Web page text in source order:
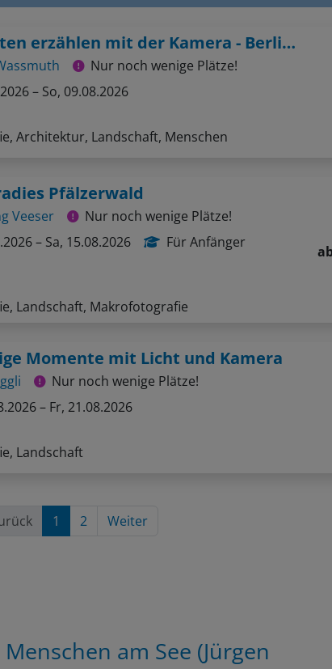
Nur noch wenige Plätze!
– So, 09.08.2026
Architektur, Landschaft, Menschen
Pfälzerwald
Veeser
Nur noch wenige Plätze!
– Sa, 15.08.2026
Für Anfänger
Landschaft, Makrofotografie
ab
Momente mit Licht und Kamera
Nur noch wenige Plätze!
– Fr, 21.08.2026
Landschaft
1 2 Weiter
am See (Jürgen